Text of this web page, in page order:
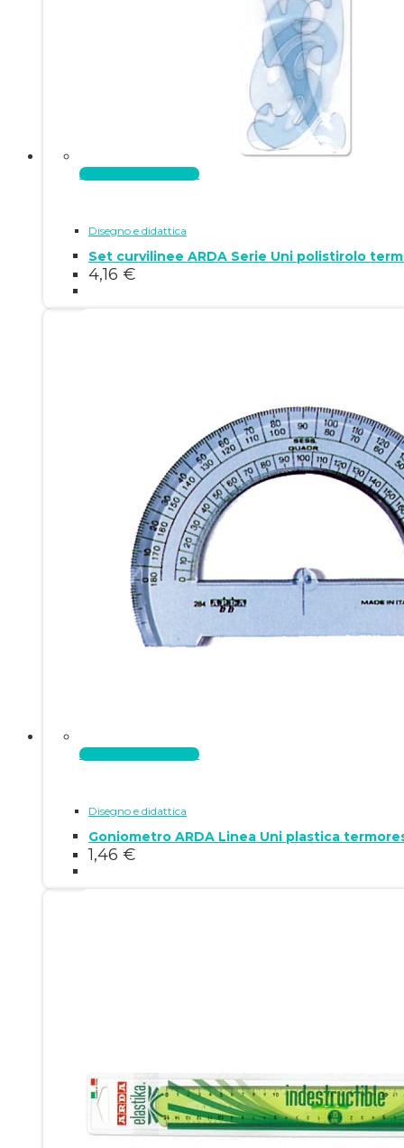
Aggiungi al carrello
Disegno e didattica
4,16 €
Aggiungi al carrello
Disegno e didattica
Goniometro ARDA Linea Uni plastica
1,46 €